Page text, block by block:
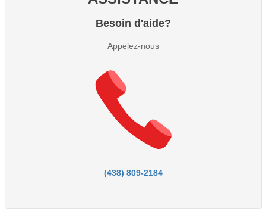
Besoin d'aide?
Appelez-nous
(438) 809-2184